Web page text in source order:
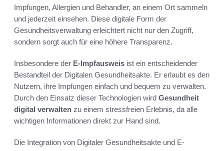
Impfungen, Allergien und Behandler, an einem Ort sammeln
und jederzeit einsehen. Diese digitale Form der
Gesundheitsverwaltung erleichtert nicht nur den Zugriff,
sondern sorgt auch für eine höhere Transparenz.
Insbesondere der E-Impfausweis ist ein entscheidender
Bestandteil der Digitalen Gesundheitsakte. Er erlaubt es den
Nutzern, ihre Impfungen einfach und bequem zu verwalten.
Durch den Einsatz dieser Technologien wird Gesundheit
digital verwalten zu einem stressfreien Erlebnis, da alle
wichtigen Informationen direkt zur Hand sind.
Die Integration von Digitaler Gesundheitsakte und E-